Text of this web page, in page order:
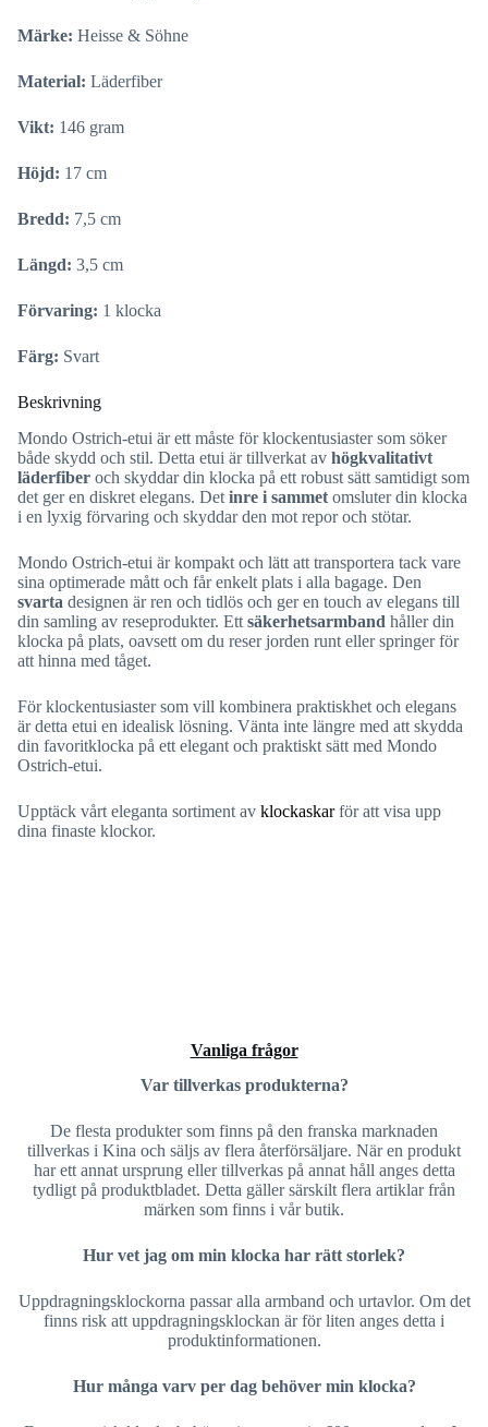
Märke: Heisse & Söhne
Material: Läderfiber
Vikt: 146 gram
Höjd: 17 cm
Bredd: 7,5 cm
Längd: 3,5 cm
Förvaring: 1 klocka
Färg: Svart
Beskrivning
Mondo Ostrich-etui är ett måste för klockentusiaster som söker
både skydd och stil. Detta etui är tillverkat av högkvalitativt
läderfiber och skyddar din klocka på ett robust sätt samtidigt som
det ger en diskret elegans. Det inre i sammet omsluter din klocka
i en lyxig förvaring och skyddar den mot repor och stötar.
Mondo Ostrich-etui är kompakt och lätt att transportera tack vare
sina optimerade mått och får enkelt plats i alla bagage. Den
svarta designen är ren och tidlös och ger en touch av elegans till
din samling av reseprodukter. Ett säkerhetsarmband håller din
klocka på plats, oavsett om du reser jorden runt eller springer för
att hinna med tåget.
För klockentusiaster som vill kombinera praktiskhet och elegans
är detta etui en idealisk lösning. Vänta inte längre med att skydda
din favoritklocka på ett elegant och praktiskt sätt med Mondo
Ostrich-etui.
Upptäck vårt eleganta sortiment av klockaskarför att visa upp
dina finaste klockor.
Vanliga frågor
Var tillverkas produkterna?
De flesta produkter som finns på den franska marknaden
tillverkas i Kina och säljs av flera återförsäljare. När en produkt
har ett annat ursprung eller tillverkas på annat håll anges detta
tydligt på produktbladet. Detta gäller särskilt flera artiklar från
märken som finns i vår butik.
Hur vet jag om min klocka har rätt storlek?
Uppdragningsklockorna passar alla armband och urtavlor. Om det
finns risk att uppdragningsklockan är för liten anges detta i
produktinformationen.
Hur många varv per dag behöver min klocka?